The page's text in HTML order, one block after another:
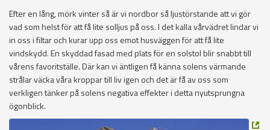
Efter en lång, mörk vinter så är vi nordbor så ljustörstande att vi gör
vad som helst för att få lite solljus på oss. I det kalla vårvädret lindar vi
in oss i filtar och kurar upp oss emot husväggen för att få lite
vindskydd. En skyddad fasad med plats för en solstol blir snabbt till
vårens favoritställe. Där kan vi äntligen få känna solens värmande
strålar väcka våra kroppar till liv igen och det är få av oss som
verkligen tänker på solens negativa effekter i detta nyutsprungna
ögonblick.